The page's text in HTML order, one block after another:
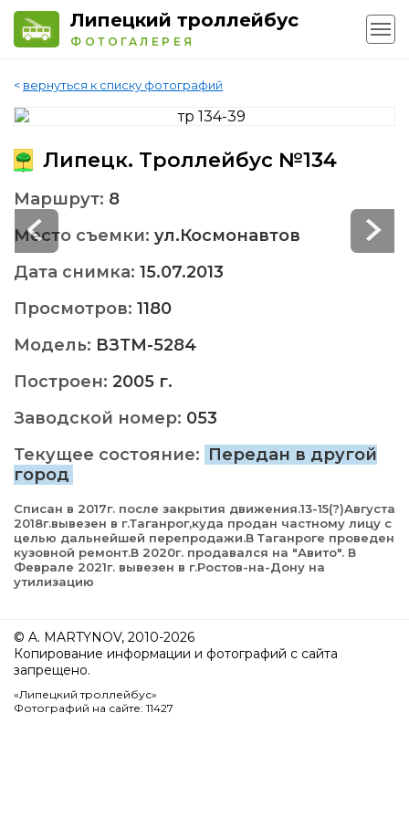
Липецкий троллейбус
ФОТОГАЛЕРЕЯ
< вернуться к списку фотографий
Липецк. Троллейбус №134
Маршрут: 8
Место съемки: ул.Космонавтов
Дата снимка: 15.07.2013
Просмотров: 1180
Модель: ВЗТМ-5284
Построен: 2005 г.
Заводской номер: 053
Текущее состояние: Передан в другой
город
Списан в 2017г. после закрытия движения.13-15(?)Августа
2018г.вывезен в г.Таганрог,куда продан частному лицу с
целью дальнейшей перепродажи.В Таганроге проведен
кузовной ремонт.В 2020г. продавался на "Авито". В
Феврале 2021г. вывезен в г.Ростов-на-Дону на
утилизацию
© A. MARTYNOV, 2010-2026
Копирование информации и фотографий с сайта
запрещено.
«Липецкий троллейбус»
Фотографий на сайте: 11427